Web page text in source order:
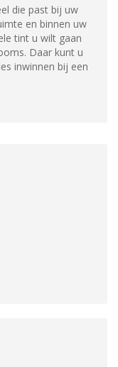
die past bij uw
en binnen uw
tint u wilt gaan
Daar kunt u
inwinnen bij een